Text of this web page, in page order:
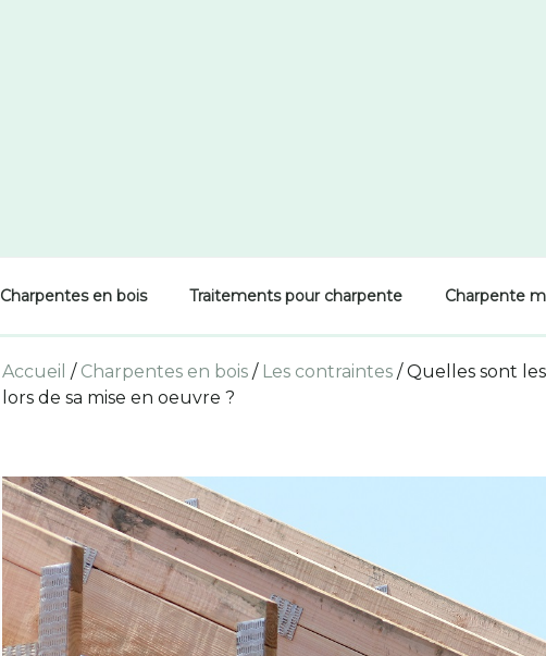
Charpentes en bois Traitements pour charpente Charpente
Accueil / Charpentes en bois / Les contraintes /Quelles sont
lors de sa mise en oeuvre ?